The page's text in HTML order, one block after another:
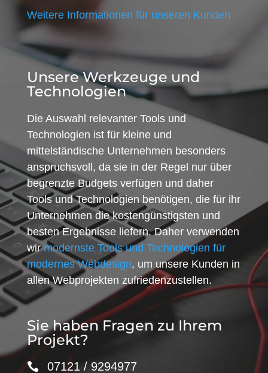
Weitere Informationen für unseren Kunden
Unsere Werkzeuge und
Technologien
Die Auswahl relevanter Tools und
Technologien ist für kleine und
mittelständische Unternehmen besonders
anspruchsvoll, da sie in der Regel nur über
begrenzte Budgets verfügen und daher
Tools und Technologien benötigen, die für ihr
Unternehmen die kostengünstigsten und
besten Ergebnisse liefern. Daher verwenden
wirmodernste Tools und Technologien für
modernes Webdesign, um unsere Kunden in
allen Webprojekten zufriedenzustellen.
Sie haben Fragen zu Ihrem
Projekt?
07121 / 9294977